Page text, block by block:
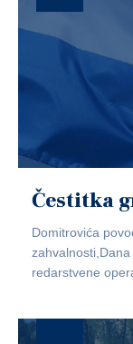
Čestitka
Domitrovića
redarstvene